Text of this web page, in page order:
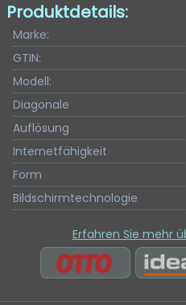
Produktdetails:
Marke:
GTIN:
Modell:
Diagonale
Auflösung
Internetfähigkeit
Form
Bildschirmtechnologie
Erfahren Sie mehr